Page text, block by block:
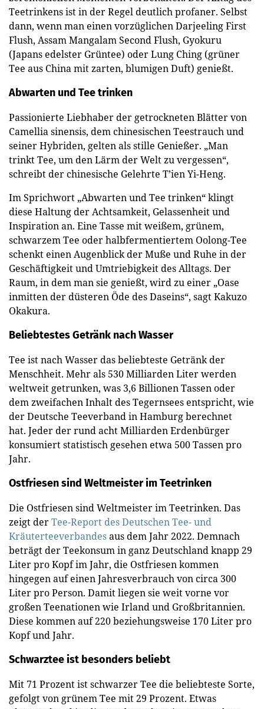
Teetrinkens ist in der Regel deutlich profaner. Selbst
dann, wenn man einen vorzüglichen Darjeeling First
Flush, Assam Mangalam Second Flush, Gyokuru
(Japans edelster Grüntee) oder Lung Ching (grüner
Tee aus China mit zarten, blumigen Duft) genießt.
Abwarten und Tee trinken
Passionierte Liebhaber der getrockneten Blätter von
Camellia sinensis, dem chinesischen Teestrauch und
seiner Hybriden, gelten als stille Genießer. „Man
trinkt Tee, um den Lärm der Welt zu vergessen“,
schreibt der chinesische Gelehrte T’ien Yi-Heng.
Im Sprichwort „Abwarten und Tee trinken“ klingt
diese Haltung der Achtsamkeit, Gelassenheit und
Inspiration an. Eine Tasse mit weißem, grünem,
schwarzem Tee oder halbfermentiertem Oolong-Tee
schenkt einen Augenblick der Muße und Ruhe in der
Geschäftigkeit und Umtriebigkeit des Alltags. Der
Raum, in dem man sie genießt, wird zu einer „Oase
inmitten der düsteren Öde des Daseins“, sagt Kakuzo
Okakura.
Beliebtestes Getränk nach Wasser
Tee ist nach Wasser das beliebteste Getränk der
Menschheit. Mehr als 530 Milliarden Liter werden
weltweit getrunken, was 3,6 Billionen Tassen oder
dem zweifachen Inhalt des Tegernsees entspricht, wie
der Deutsche Teeverband in Hamburg berechnet
hat. Jeder der rund acht Milliarden Erdenbürger
konsumiert statistisch gesehen etwa 500 Tassen pro
Jahr.
Ostfriesen sind Weltmeister im Teetrinken
Die Ostfriesen sind Weltmeister im Teetrinken. Das
zeigt derTee-Report des Deutschen Tee- und
Kräuterteeverbandesaus dem Jahr 2022. Demnach
beträgt der Teekonsum in ganz Deutschland knapp 29
Liter pro Kopf im Jahr, die Ostfriesen kommen
hingegen auf einen Jahresverbrauch von circa 300
Liter pro Person. Damit liegen sie weit vorne vor
großen Teenationen wie Irland und Großbritannien.
Diese kommen auf 220 beziehungsweise 170 Liter pro
Kopf und Jahr.
Schwarztee ist besonders beliebt
Mit 71 Prozent ist schwarzer Tee die beliebteste Sorte,
gefolgt von grünem Tee mit 29 Prozent. Etwas